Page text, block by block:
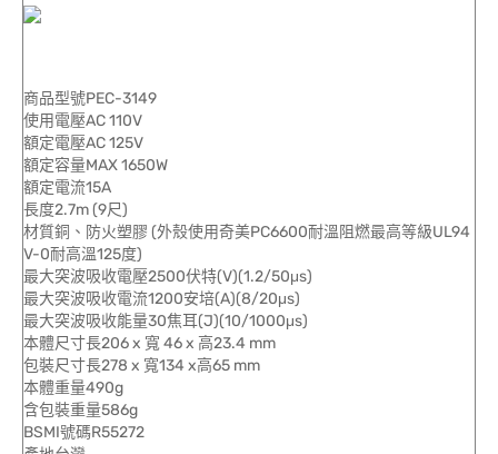
商品型號PEC-3149
使用電壓AC 110V
額定電壓AC 125V
額定容量MAX 1650W
額定電流15A
長度2.7m (9尺)
材質銅、防火塑膠 (外殼使用奇美PC6600耐溫阻燃最高等級UL94
V-0耐高溫125度)
最大突波吸收電壓2500伏特(V)(1.2/50μs)
最大突波吸收電流1200安培(A)(8/20μs)
最大突波吸收能量30焦耳(J)(10/1000μs)
本體尺寸長206 x 寬 46 x 高23.4 mm
包裝尺寸長278 x 寬134 x高65 mm
本體重量490g
含包裝重量586g
BSMI號碼R55272